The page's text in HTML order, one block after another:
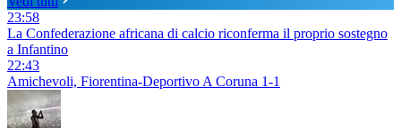
23:58
La Confederazione africana di calcio riconferma il proprio sostegno
a Infantino
22:43
Amichevoli, Fiorentina-Deportivo A Coruna 1-1